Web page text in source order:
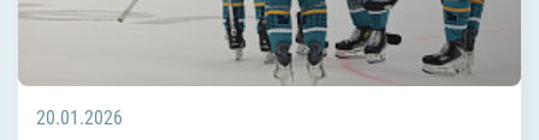
20.01.2026